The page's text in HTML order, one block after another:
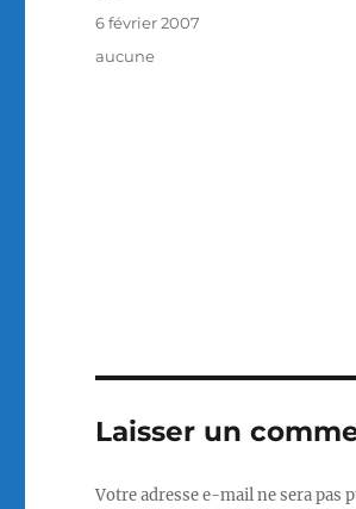
Publié
6 février 2007
Catégories
aucune
Laisser un
Votre adresse e-mail ne sera pas